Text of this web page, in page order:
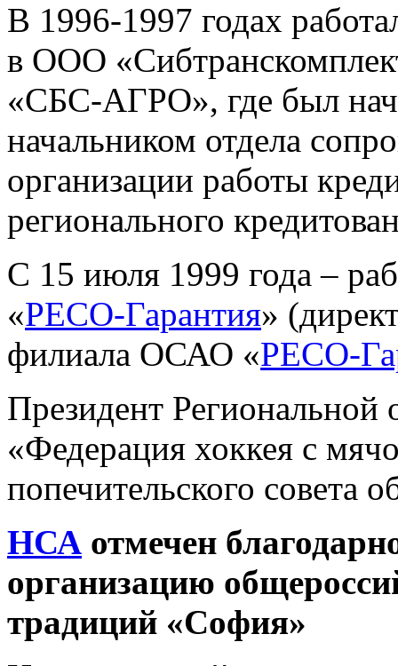
В 1996-1997 годах
в ООО
«СБС-АГРО», где был
начальником отдела
организации работы
регионального
С 15 июля 1999 года –
«РЕСО-Гарантия»
филиала ОСАО «РЕСО-
Президент Региональной
«Федерация хоккея с
попечительского совета
НСА отмечен
организацию
традиций «София»